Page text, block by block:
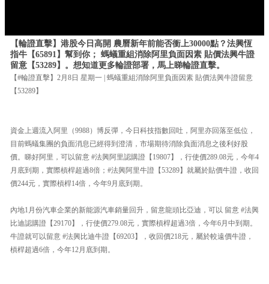
【輪證直擊】港股今日高開 農曆新年前能否衝上30000點？法興恆
指牛【65891】幫到你； 螞蟻重組消除阿里負面因素 貼價法興牛證
留意【53289】。想知道更多輪證部署，馬上睇輪證直擊。
【#輪證直擊】2月8日 星期一 | 螞蟻重組消除阿里負面因素 貼價法興牛證留意
【53289】
資金上週流入阿里（9988）博反彈，今日科技指數回吐，阿里亦回落至低位，
目前螞蟻集團的負面消息已經得到澄清，市場期待消除負面消息之後利好股
價。睇好阿里，可以留意 #法興阿里認購證【19807】，行使價289.08元，今年4
月底到期，實際槓桿超過8倍；#法興阿里牛證【53289】就屬於貼價牛證，收回
價244元，實際槓桿14倍，今年9月底到期。
內地1月份汽車企業的新能源汽車銷量回升，留意龍頭比亞迪，可以 留意 #法興
比迪認購證【29170】，行使價279.08元，實際槓桿超過3倍，今年6月中到期。
牛證就可以留意 #法興比迪牛證【69203】，收回價218元，屬於較遠價牛證，
槓桿超過6倍，今年12月底到期。